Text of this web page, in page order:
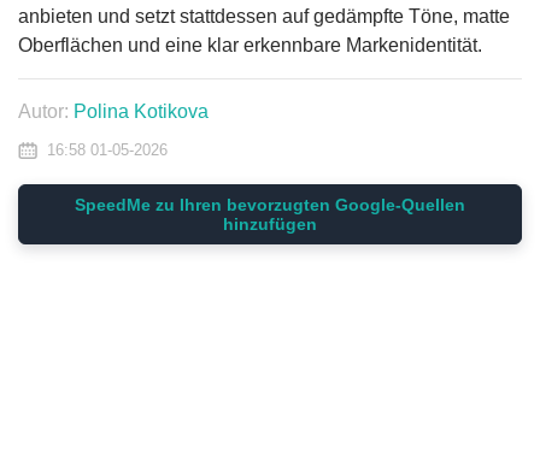
anbieten und setzt stattdessen auf gedämpfte Töne, matte
Oberflächen und eine klar erkennbare Markenidentität.
Autor: Polina Kotikova
16:58 01-05-2026
SpeedMe zu Ihren bevorzugten Google-Quellen
hinzufügen